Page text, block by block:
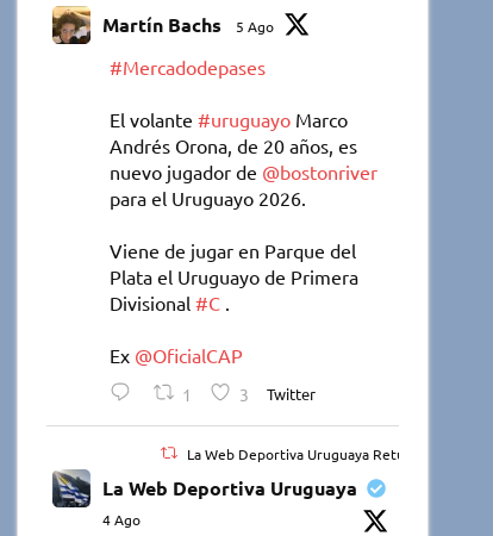
Martín Bachs 5 Ago
#Mercadodepases
El volante#uruguayo Marco
Andrés Orona, de 20 años, es
nuevo jugador de @bostonriver
para el Uruguayo 2026.
Viene de jugar en Parque del
Plata el Uruguayo de Primera
Divisional#C .
Ex @OficialCAP
1 3 Twitter
La Web Deportiva Uruguaya Retuiteado
La Web Deportiva Uruguaya
4 Ago